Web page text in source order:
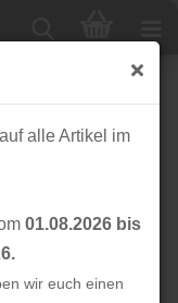
alle Artikel im
01.08.2026 bis
wir euch einen
Albstoffe -